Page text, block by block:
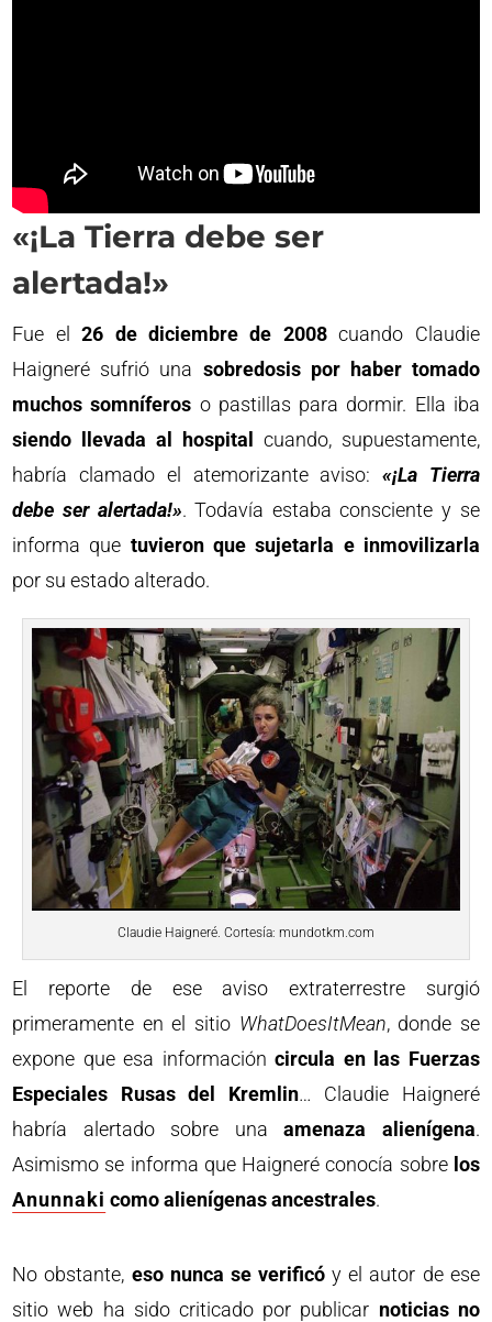
«¡La Tierra debe ser
alertada!»
Fue el26 de diciembre de 2008cuando Claudie
Haigneré sufrió una sobredosis por haber tomado
muchos somníferos o pastillas para dormir. Ella iba
siendo llevada al hospital
cuando, supuestamente,
habría clamado el atemorizante aviso:«¡La Tierra
debe ser alertada!». Todavía estaba consciente y se
informa que tuvieron que sujetarla e inmovilizarla
por su estado alterado.
Claudie Haigneré. Cortesía: mundotkm.com
El reporte de ese aviso extraterrestre surgió
primeramente en el sitio WhatDoesItMean, donde se
expone que esa informacióncircula en las Fuerzas
Especiales Rusas del Kremlin… Claudie Haigneré
habría alertado sobre unaamenaza alienígena.
Asimismo se informa que Haigneré conocía sobre los
Anunnaki como alienígenas ancestrales.
No obstante, eso nunca se verificó y el autor de ese
sitio web ha sido criticado por publicar noticias no